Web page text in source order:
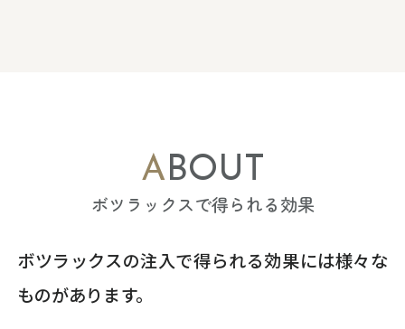
ABOUT
ボツラックスで得られる効果
ボツラックスの注入で得られる効果には様々な
ものがあります。